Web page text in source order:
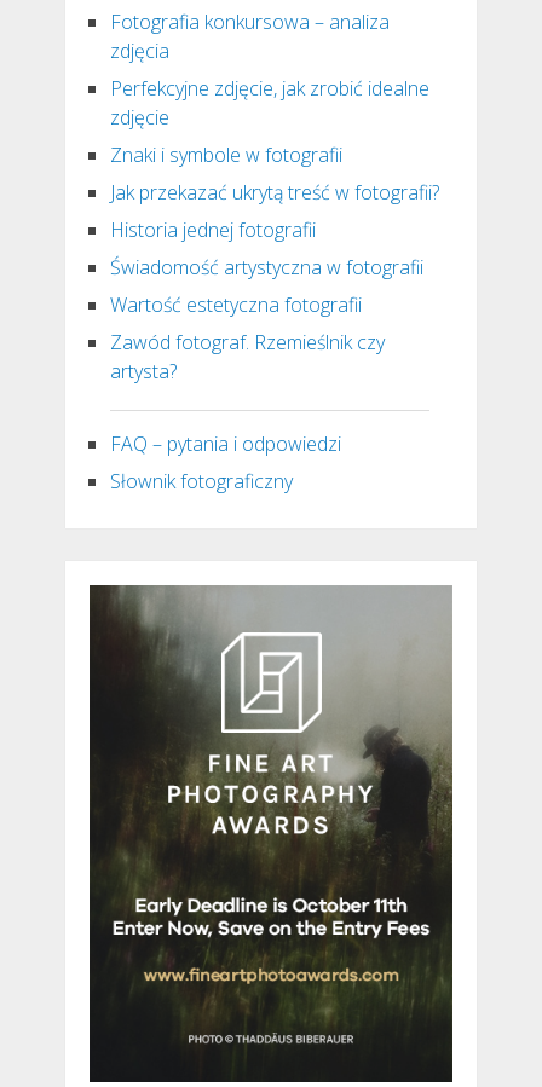
Fotografia konkursowa – analiza
zdjęcia
Perfekcyjne zdjęcie, jak zrobić idealne
zdjęcie
Znaki i symbole w fotografii
Jak przekazać ukrytą treść w fotografii?
Historia jednej fotografii
Świadomość artystyczna w fotografii
Wartość estetyczna fotografii
Zawód fotograf. Rzemieślnik czy
artysta?
FAQ – pytania i odpowiedzi
Słownik fotograficzny